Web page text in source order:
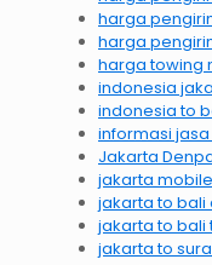
harga
harga
harga towing
indonesia
indonesia to
informasi
Jakarta
jakarta
jakarta to bali
jakarta to bali
jakarta to